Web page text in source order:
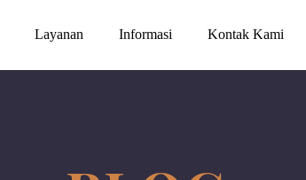
Layanan Informasi Kontak Kami